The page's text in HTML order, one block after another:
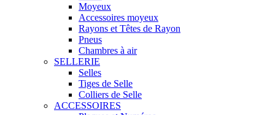
Moyeux
Accessoires moyeux
Rayons et Têtes de Rayon
Pneus
Chambres à air
SELLERIE
Selles
Tiges de Selle
Colliers de Selle
ACCESSOIRES